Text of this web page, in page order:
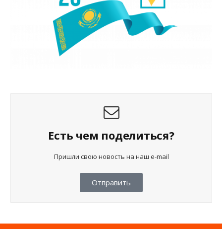
Есть чем поделиться?
Пришли свою новость на наш e-mail
Отправить